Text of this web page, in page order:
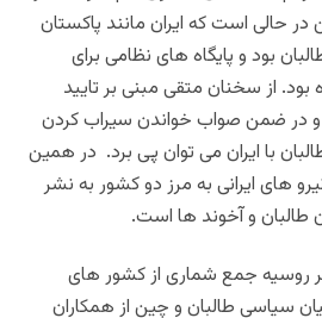
حالی است که ایران مانند پاکستان
بود و پایگاه های نظامی برای
بود. از سخنان متقی مبنی بر تایید
در ضمن صواب خواندن سیراب کردن
با ایران می توان پی برد. در همین
های ایرانی به مرز دو کشور به نشر
و آخوند ها است.
روسیه جمع شماری از کشور های
سیاسی طالبان و چین از همکاران